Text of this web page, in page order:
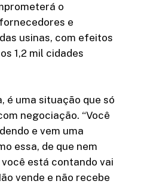
o
e
usinas, com efeitos
1,2 mil cidades
é uma situação que só
negociação. “Você
e vem uma
essa, de que nem
está contando vai
vende e não recebe